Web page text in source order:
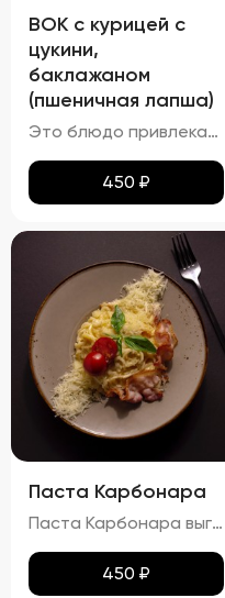
ВОК с курицей с
цукини,
баклажаном
(пшеничная лапша)
Это блюдо привлекает внимание ярким и аппетитным видом, где разноцветные овощи и кусочки курицы создают гармоничную композицию. Овощи сохраняют свою форму и естественный цвет, а курица равномерно обжарена до золотистой корочки. Болгарский перец, цукини и баклажаны добавляют блюду разнообразные текстуры и оттенки вкуса. Вкус вок с курицей насыщен и многогранен. Сладость болгарского перца плавно переходит в мягкость цукини и баклажана, а устричный и соевый соусы придают блюду пикантность и глубину. Аромат блюда пленяет нотками жареной курицы и свежих овощей, пробуждая аппетит. Консистенция блюда радует своим разнообразием: курица нежная и сочная, овощи слегка хрустят, сохраняя свою структуру, а соус густой и обволакивающий, связывая все ингредиенты воедино.
450 ₽
Паста Карбонара
Паста Карбонара выглядит аппетитно, с глянцевыми макаронами, покрытыми сливочно-яичным соусом. Пармезан и базилик добавляют контраст и завершают внешний вид блюда, делая его еще более привлекательным. Вкус пасты Карбонара насыщен сливочными нотками, с оттенками копчёного вкуса грудинки и лёгкими нюансами чеснока и лука. Запах блюда богат и манящ, с ароматами чеснока, лука и пармезана. Консистенция пасты идеальна: макароны упругие (al dente), а соус густой и обволакивает каждую макаронину. Грудинка хрустящая снаружи и нежная внутри, что добавляет блюду особую текстурную сложность.
450 ₽